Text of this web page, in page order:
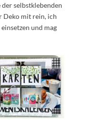
selbstklebenden
Deko mit rein, ich
und mag